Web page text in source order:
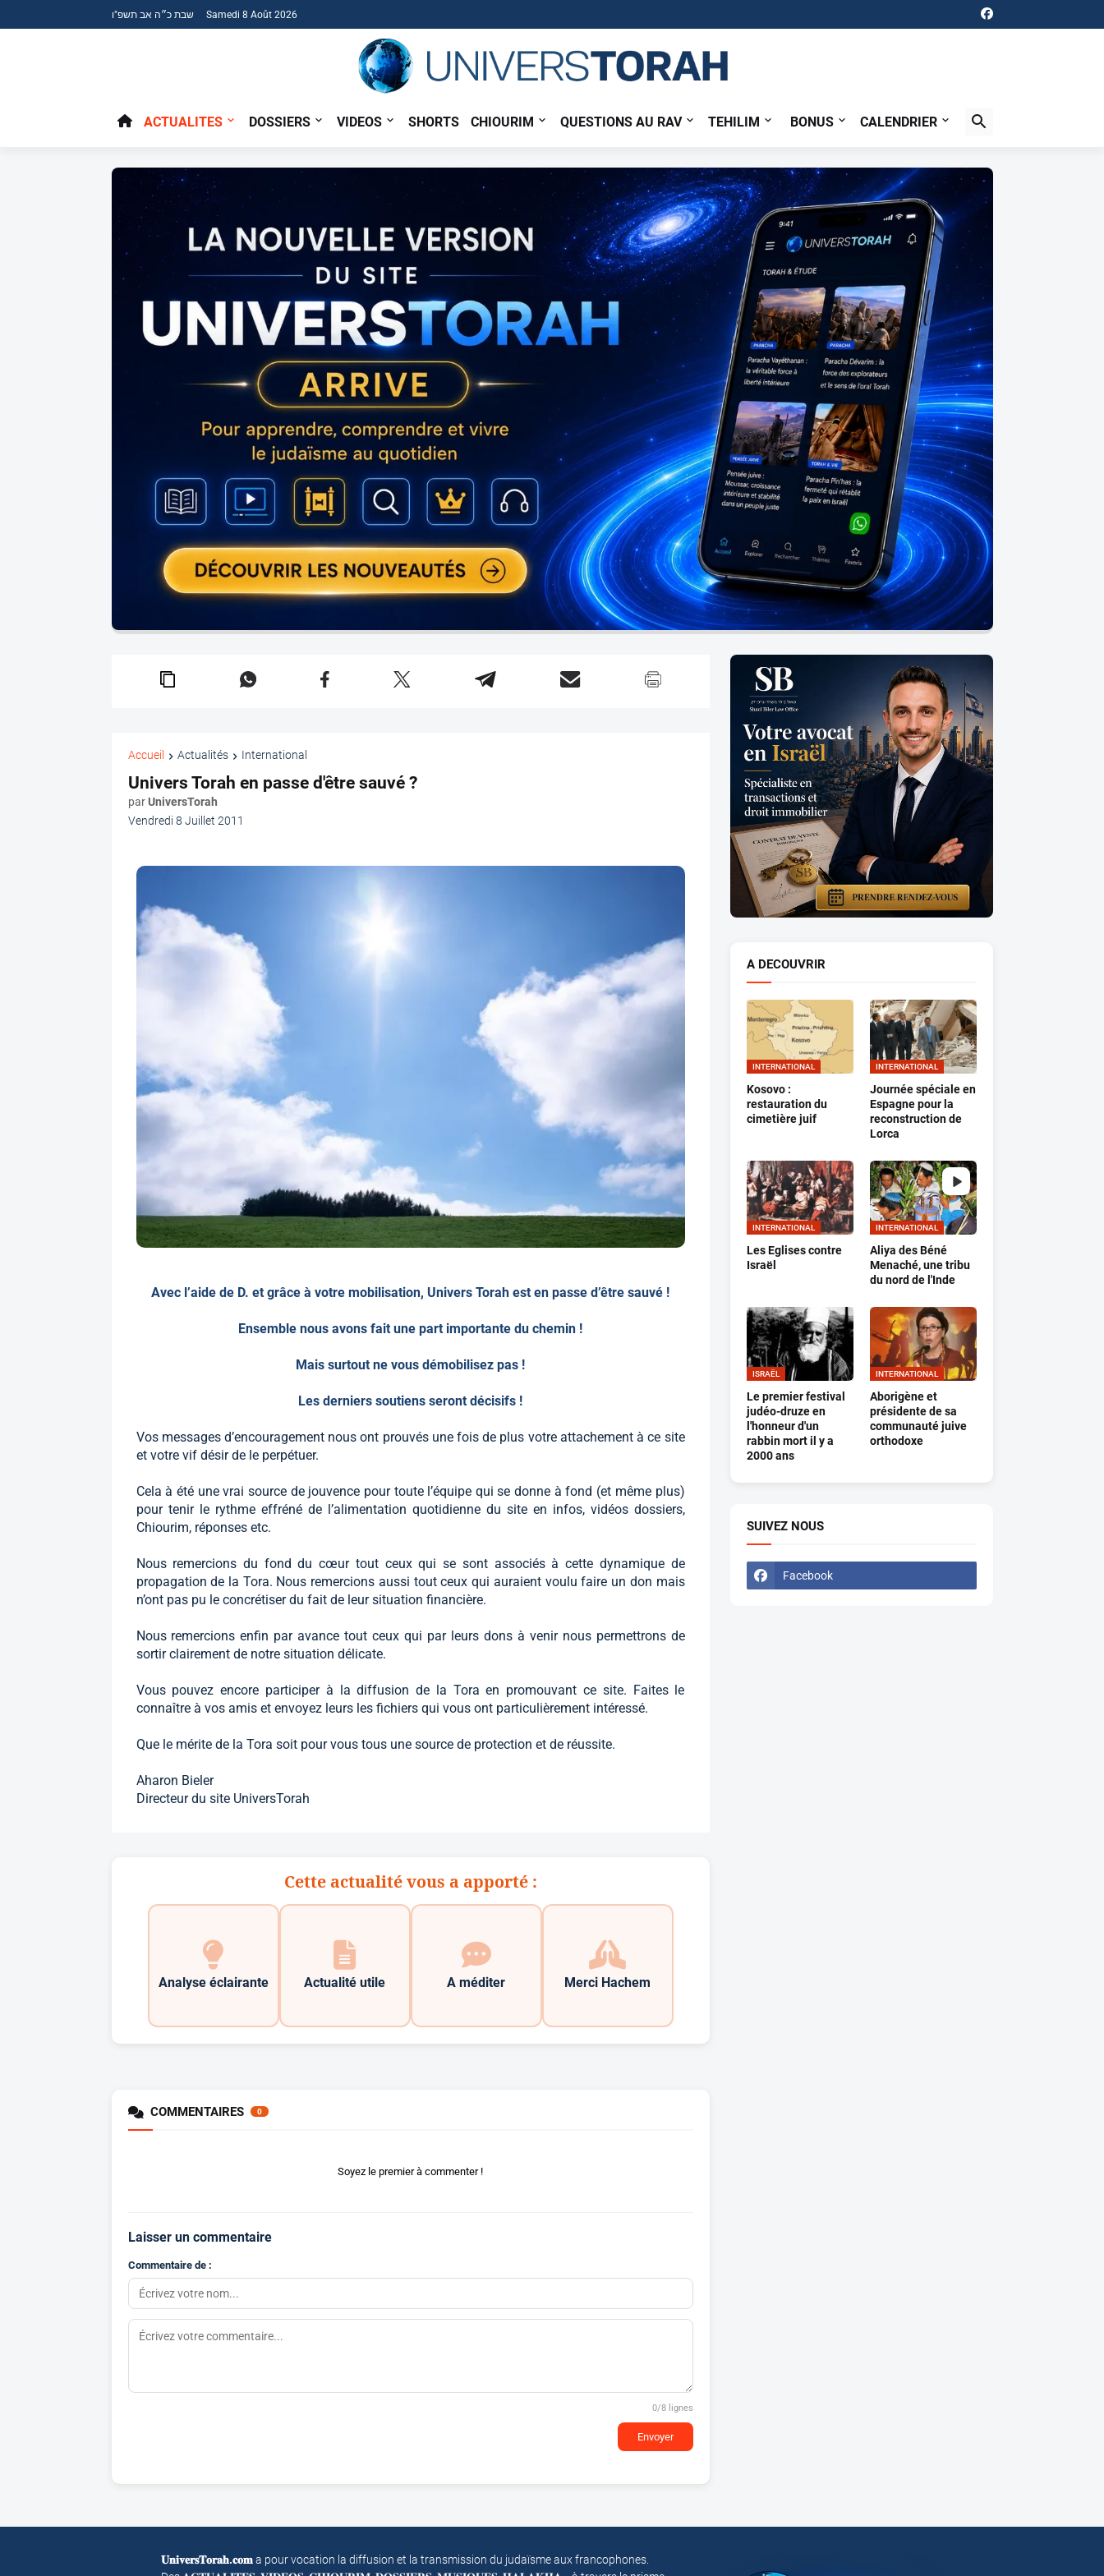
שבת כ״ה אב תשפ"ו Samedi 8 Août 2026
ACTUALITES DOSSIERS VIDEOS SHORTS CHIOURIM QUESTIONS AU RAV TEHILIM BONUS CALENDRIER
Accueil Actualités International
Univers Torah en passe d'être sauvé ?
parUniversTorah
Vendredi 8 Juillet 2011
Avec l’aide de D. et grâce à votre mobilisation, Univers Torah est en passe d’être sauvé !
Ensemble nous avons fait une part importante du chemin !
Mais surtout ne vous démobilisez pas !
Les derniers soutiens seront décisifs !
Vos messages d’encouragement nous ont prouvés une fois de plus votre attachement à ce site
et votre vif désir de le perpétuer.
Cela à été une vrai source de jouvence pour toute l’équipe qui se donne à fond (et même plus)
pour tenir le rythme effréné de l’alimentation quotidienne du site en infos, vidéos dossiers,
Chiourim, réponses etc.
Nous remercions du fond du cœur tout ceux qui se sont associés à cette dynamique de
propagation de la Tora. Nous remercions aussi tout ceux qui auraient voulu faire un don mais
n’ont pas pu le concrétiser du fait de leur situation financière.
Nous remercions enfin par avance tout ceux qui par leurs dons à venir nous permettrons de
sortir clairement de notre situation délicate.
Vous pouvez encore participer à la diffusion de la Tora en promouvant ce site. Faites le
connaître à vos amis et envoyez leurs les fichiers qui vous ont particulièrement intéressé.
Que le mérite de la Tora soit pour vous tous une source de protection et de réussite.
Aharon Bieler
Directeur du site UniversTorah
Cette actualité vous a apporté :
Analyse éclairante Actualité utile A méditer Merci Hachem
COMMENTAIRES 0
Soyez le premier à commenter !
Laisser un commentaire
Commentaire de :
0/8 lignes
Envoyer
A DECOUVRIR
INTERNATIONAL
Kosovo :
restauration du
cimetière juif
INTERNATIONAL
Journée spéciale en
Espagne pour la
reconstruction de
Lorca
INTERNATIONAL
Les Eglises contre
Israël
INTERNATIONAL
Aliya des Béné
Menaché, une tribu
du nord de l'Inde
ISRAËL
Le premier festival
judéo-druze en
l'honneur d'un
rabbin mort il y a
2000 ans
INTERNATIONAL
Aborigène et
présidente de sa
communauté juive
orthodoxe
SUIVEZ NOUS
Facebook
𝐔𝐧𝐢𝐯𝐞𝐫𝐬𝐓𝐨𝐫𝐚𝐡.𝐜𝐨𝐦a pour vocation la diffusion et la transmission du judaïsme aux francophones.